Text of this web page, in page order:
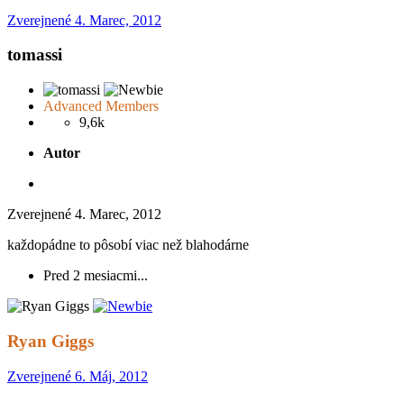
Zverejnené 4. Marec, 2012
tomassi
Advanced Members
9,6k
Autor
Zverejnené 4. Marec, 2012
každopádne to pôsobí viac než blahodárne
Pred 2 mesiacmi...
Ryan Giggs
Zverejnené 6. Máj, 2012